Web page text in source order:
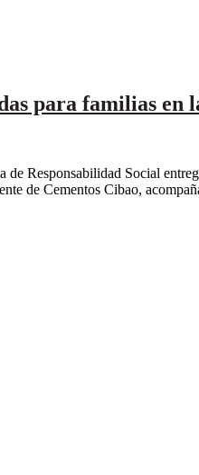
para familias en
de Responsabilidad Social
de Cementos Cibao,